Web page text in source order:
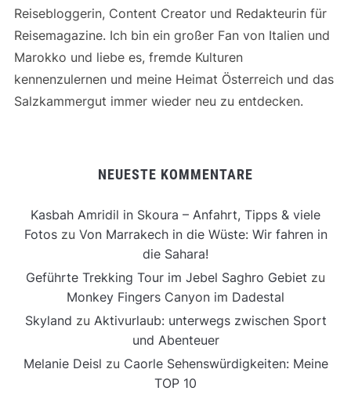
Reisebloggerin, Content Creator und Redakteurin für
Reisemagazine. Ich bin ein großer Fan von Italien und
Marokko und liebe es, fremde Kulturen
kennenzulernen und meine Heimat Österreich und das
Salzkammergut immer wieder neu zu entdecken.
NEUESTE KOMMENTARE
Kasbah Amridil in Skoura – Anfahrt, Tipps & viele
Fotoszu Von Marrakech in die Wüste: Wir fahren in
die Sahara!
Geführte Trekking Tour im Jebel Saghro Gebiet zu
Monkey Fingers Canyon im Dadestal
Skyland zu Aktivurlaub: unterwegs zwischen Sport
und Abenteuer
Melanie Deisl zu Caorle Sehenswürdigkeiten: Meine
TOP 10